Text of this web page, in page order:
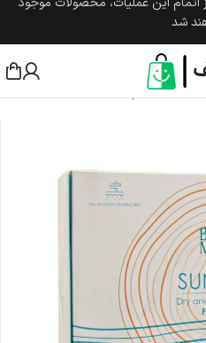
شد
صورت/کرم ضد آفتاب